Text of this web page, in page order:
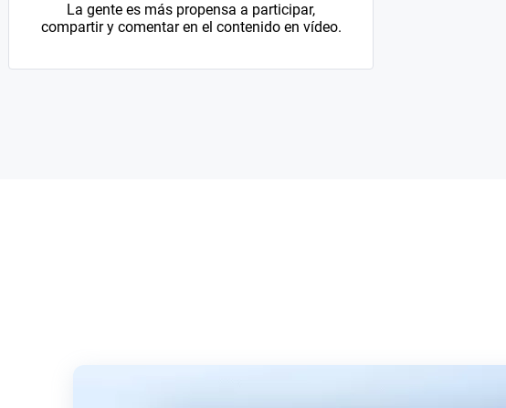
La gente es más propensa a participar,
compartir y comentar en el contenido en vídeo.